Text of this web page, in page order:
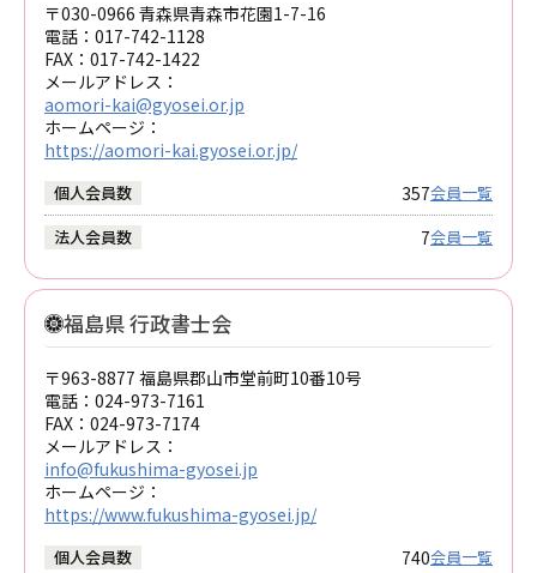
〒030-0966 青森県青森市花園1-7-16
電話： 017-742-1128
FAX： 017-742-1422
メールアドレス：
aomori-kai@gyosei.or.jp
ホームページ：
https://aomori-kai.gyosei.or.jp/
個人会員数 357会員一覧
法人会員数
7会員一覧
福島県 行政書士会
〒963-8877 福島県郡山市堂前町10番10号
電話： 024-973-7161
FAX： 024-973-7174
メールアドレス：
info@fukushima-gyosei.jp
ホームページ：
https://www.fukushima-gyosei.jp/
個人会員数 740会員一覧